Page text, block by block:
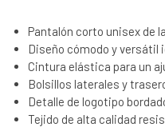
Pantalón corto unisex de
Diseño cómodo y versátil
Cintura elástica para un
Bolsillos laterales y
Detalle de logotipo
Tejido de alta calidad